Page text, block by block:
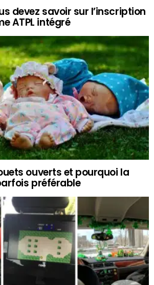
devez savoir sur l’inscription
ATPL intégré
ouverts et pourquoi la
préférable